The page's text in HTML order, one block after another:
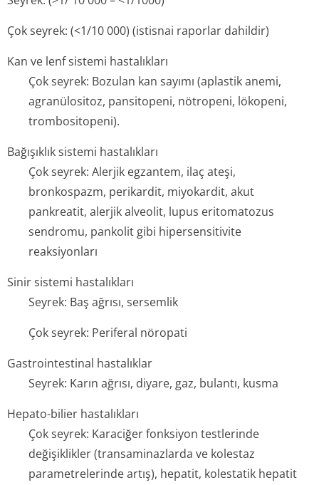
Çok seyrek: (<1/10 000) (istisnai raporlar dahildir)
Kan ve lenf sistemi hastalıkları
Çok seyrek: Bozulan kan sayımı (aplastik anemi,
agranülositoz, pansitopeni, nötropeni, lökopeni,
trombositopeni).
Bağışıklık sistemi hastalıkları
Çok seyrek: Alerjik egzantem, ilaç ateşi,
bronkospazm, perikardit, miyokardit, akut
pankreatit, alerjik alveolit, lupus eritomatozus
sendromu, pankolit gibi hipersensitivite
reaksiyonları
Sinir sistemi hastalıkları
Seyrek: Baş ağrısı, sersemlik
Çok seyrek: Periferal nöropati
Gastrointestinal hastalıklar
Seyrek: Karın ağrısı, diyare, gaz, bulantı, kusma
Hepato-bilier hastalıkları
Çok seyrek: Karaciğer fonksiyon testlerinde
değişiklikler (transaminazlarda ve kolestaz
parametrelerinde artış), hepatit, kolestatik hepatit